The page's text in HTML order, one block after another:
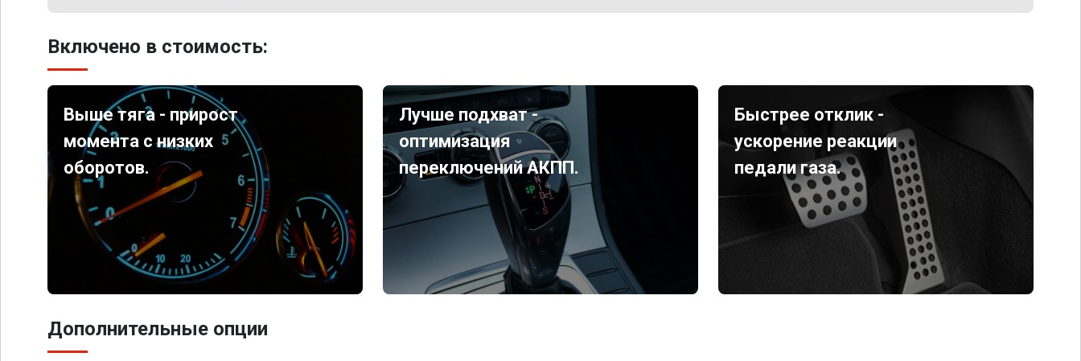
Включено в стоимость:
Выше тяга - прирост
момента с низких
оборотов.
Лучше подхват -
оптимизация
переключений АКПП.
Быстрее отклик -
ускорение реакции
педали газа.
Дополнительные опции